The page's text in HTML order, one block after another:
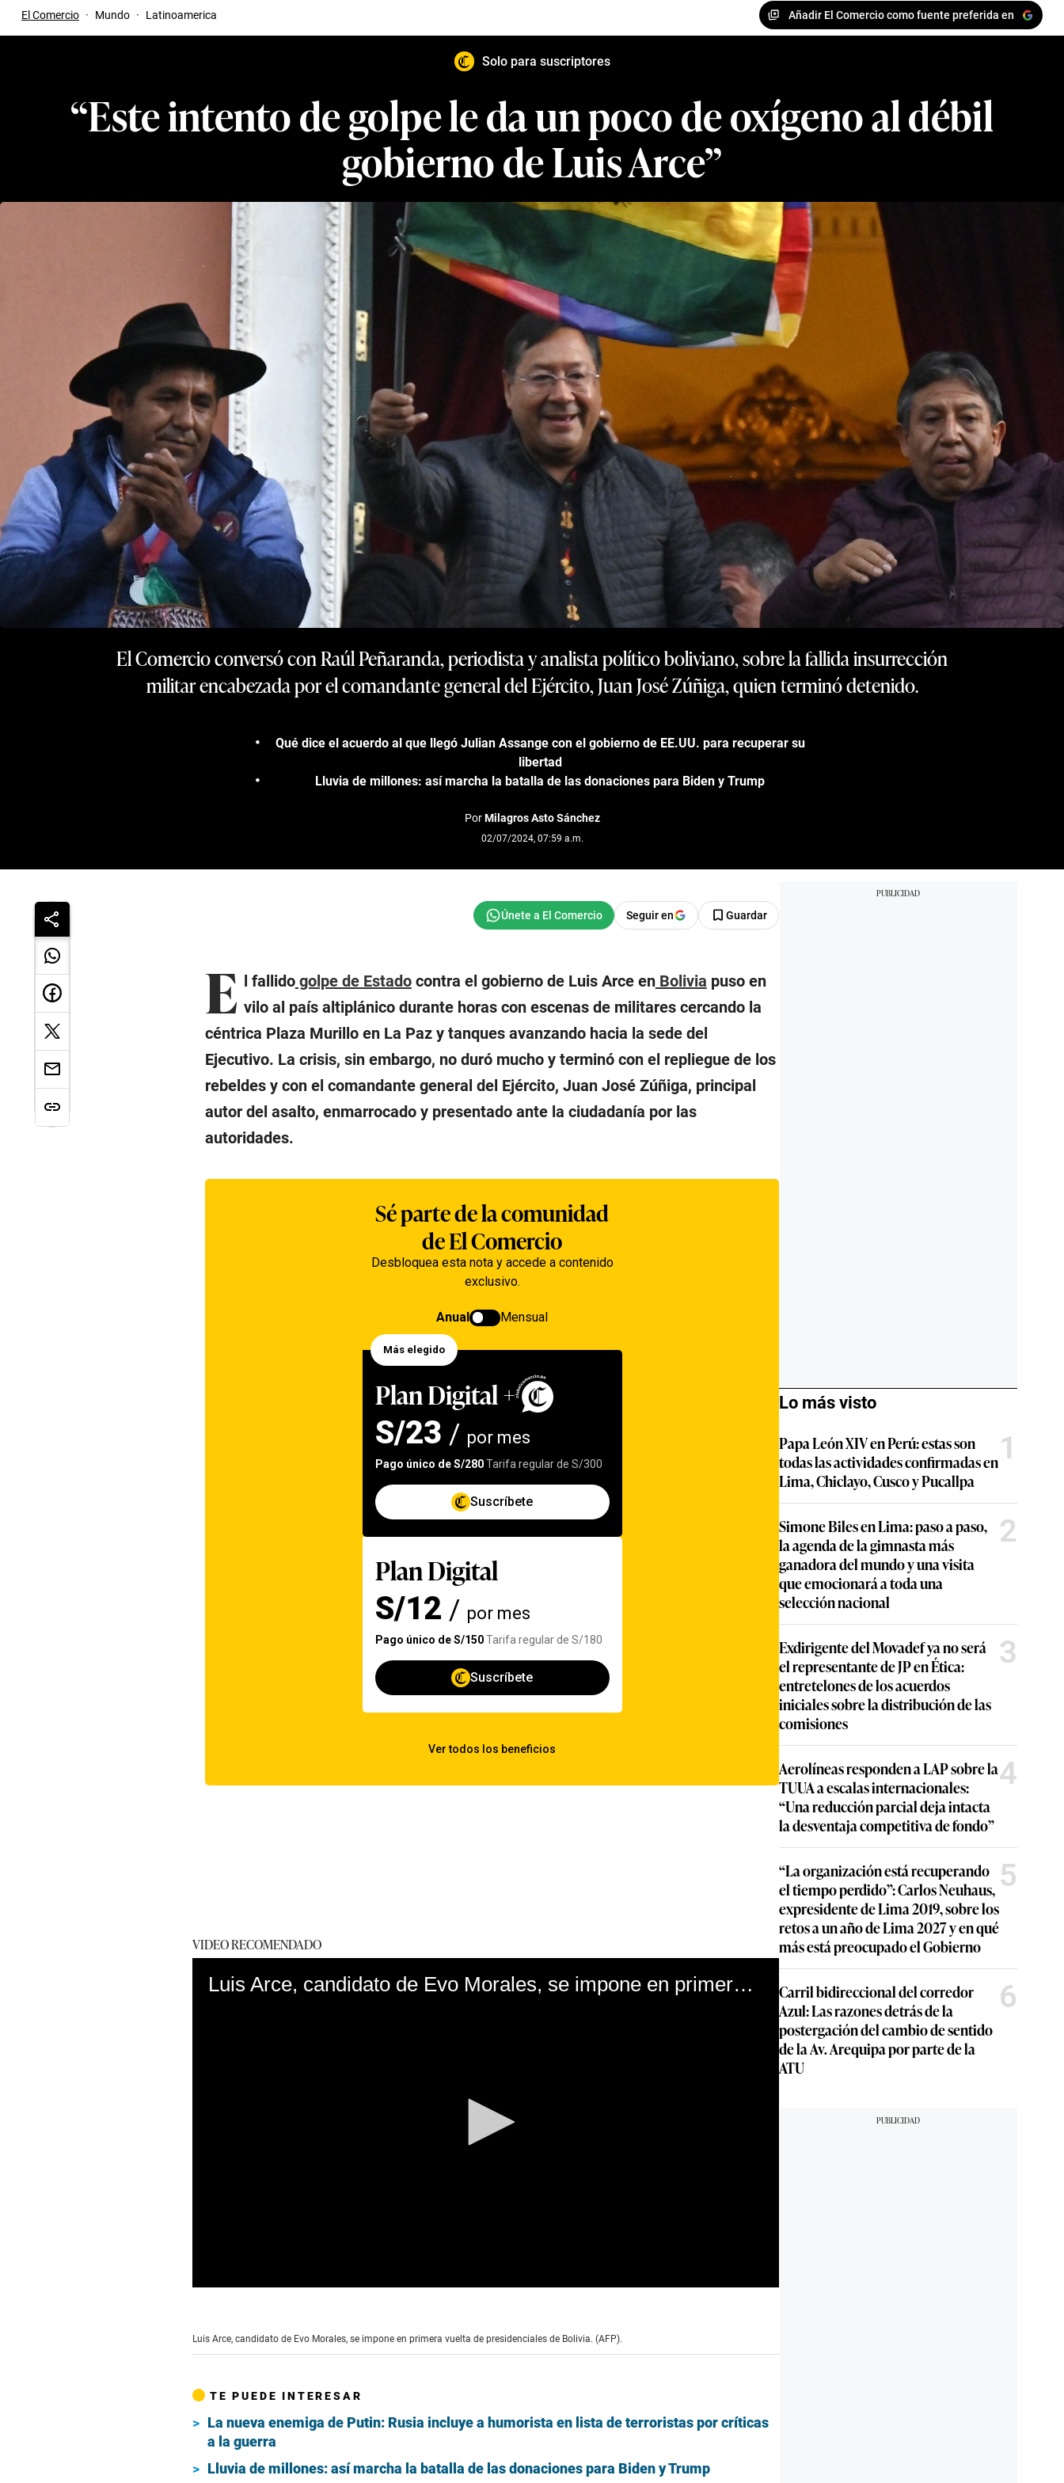
El Comercio · Mundo · Latinoamerica Añadir El Comercio como fuente preferida en
Solo para suscriptores
“Este intento de golpe le da un poco de oxígeno al débil
gobierno de Luis Arce”
El Comercio conversó con Raúl Peñaranda, periodista y analista político boliviano, sobre la fallida insurrección
militar encabezada por el comandante general del Ejército, Juan José Zúñiga, quien terminó detenido.
Qué dice el acuerdo al que llegó Julian Assange con el gobierno de EE.UU. para recuperar su
libertad
Lluvia de millones: así marcha la batalla de las donaciones para Biden y Trump
PorMilagros Asto Sánchez
02/07/2024, 07:59 a.m.
Seguir en Guardar
E l fallidogolpe de Estadocontra el gobierno de Luis Arce enBolivia puso en
vilo al país altiplánico durante horas con escenas de militares cercando la
céntrica Plaza Murillo en La Paz y tanques avanzando hacia la sede del
Ejecutivo. La crisis, sin embargo, no duró mucho y terminó con el repliegue de los
rebeldes y con el comandante general del Ejército, Juan José Zúñiga, principal
autor del asalto, enmarrocado y presentado ante la ciudadanía por las
autoridades.
VIDEO RECOMENDADO
Luis Arce, candidato de Evo Morales, se impone en primera vuelta de presidenciales de Bolivia. (AFP)
minute,
23
Luis Arce, candidato de Evo Morales, se impone en primera vuelta de presidenciales de Bolivia. (AFP).
TE PUEDE INTERESAR
La nueva enemiga de Putin: Rusia incluye a humorista en lista de terroristas por críticas
a la guerra
Lluvia de millones: así marcha la batalla de las donaciones para Biden y Trump
Lo más visto
Papa León XIV en Perú: estas son
todas las actividades confirmadas en
Lima, Chiclayo, Cusco y Pucallpa
1
Simone Biles en Lima: paso a paso,
la agenda de la gimnasta más
ganadora del mundo y una visita
que emocionará a toda una
selección nacional
2
Exdirigente del Movadef ya no será
el representante de JP en Ética:
entretelones de los acuerdos
iniciales sobre la distribución de las
comisiones
3
Aerolíneas responden a LAP sobre la
TUUA a escalas internacionales:
“Una reducción parcial deja intacta
la desventaja competitiva de fondo”
4
“La organización está recuperando
el tiempo perdido”: Carlos Neuhaus,
expresidente de Lima 2019, sobre los
retos a un año de Lima 2027 y en qué
más está preocupado el Gobierno
5
Carril bidireccional del corredor
Azul: Las razones detrás de la
postergación del cambio de sentido
de la Av. Arequipa por parte de la
ATU
6